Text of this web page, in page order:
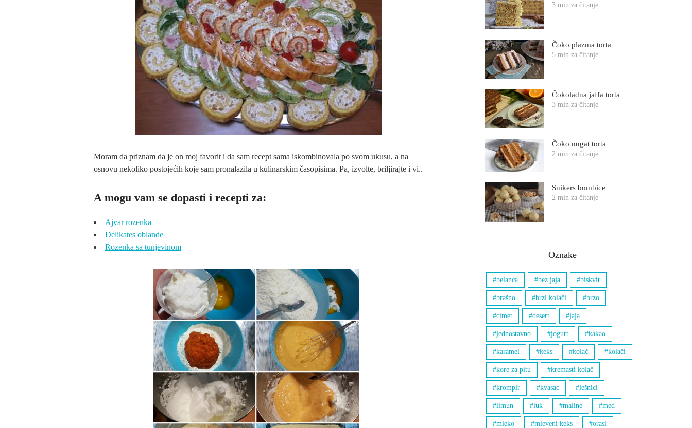
Moram da priznam da je on moj favorit i da sam recept sama iskombinovala po svom ukusu, a na
osnovu nekoliko postojećih koje sam pronalazila u kulinarskim časopisima. Pa, izvolte, briljirajte i vi..
A mogu vam se dopasti i recepti za:
Ajvar rozenka
Delikates oblande
Rozenka sa tunjevinom
3 min za čitanje
Čoko plazma torta
5 min za čitanje
Čokoladna jaffa torta
3 min za čitanje
Čoko nugat torta
2 min za čitanje
Snikers bombice
2 min za čitanje
Oznake
belanca bez jaja biskvit
brašno brzi kolači brzo
cimet desert jaja
jednostavno jogurt kakao
karamel keks kolač kolači
kore za pitu kremasti kolač
krompir kvasac lešnici
limun luk maline med
mleko mleveni keks orasi